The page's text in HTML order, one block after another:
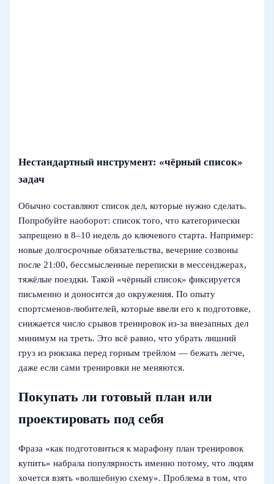
Нестандартный инструмент: «чёрный список»
задач
Обычно составляют список дел, которые нужно сделать.
Попробуйте наоборот: список того, что категорически
запрещено в 8–10 недель до ключевого старта. Например:
новые долгосрочные обязательства, вечерние созвоны
после 21:00, бессмысленные переписки в мессенджерах,
тяжёлые поездки. Такой «чёрный список» фиксируется
письменно и доносится до окружения. По опыту
спортсменов-любителей, которые ввели его к подготовке,
снижается число срывов тренировок из-за внезапных дел
минимум на треть. Это всё равно, что убрать лишний
груз из рюкзака перед горным трейлом — бежать легче,
даже если сами тренировки не меняются.
Покупать ли готовый план или
проектировать под себя
Фраза «как подготовиться к марафону план тренировок
купить» набрала популярность именно потому, что людям
хочется взять «волшебную схему». Проблема в том, что